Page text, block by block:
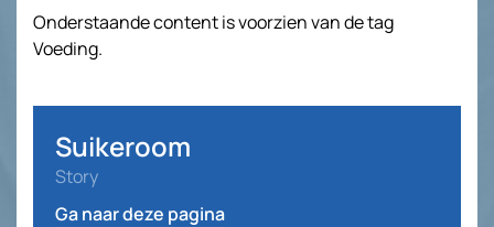
Onderstaande content is voorzien van de tag
Voeding.
Suikeroom
Story
Ga naar deze pagina